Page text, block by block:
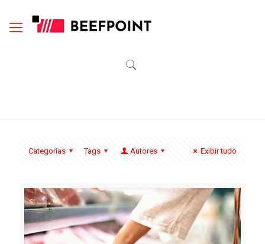
Categorias Tags Autores Exibir tudo